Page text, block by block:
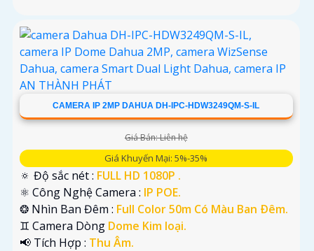
CAMERA IP 2MP DAHUA DH-IPC-HDW3249QM-S-IL
Giá Bán: Liên hệ
Giá Khuyến Mại: 5%-35%
🔅 Độ sắc nét : FULL HD 1080P .
⚛️ Công Nghệ Camera : IP POE.
❂ Nhìn Ban Đêm : Full Color 50m Có Màu Ban Ðêm.
♊ Camera Dòng Dome Kim loại.
️📢 Tích Hợp : Thu Âm.